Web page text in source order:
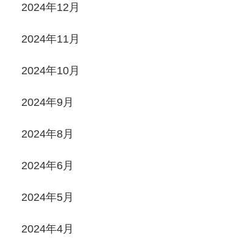
2024年12月
2024年11月
2024年10月
2024年9月
2024年8月
2024年6月
2024年5月
2024年4月